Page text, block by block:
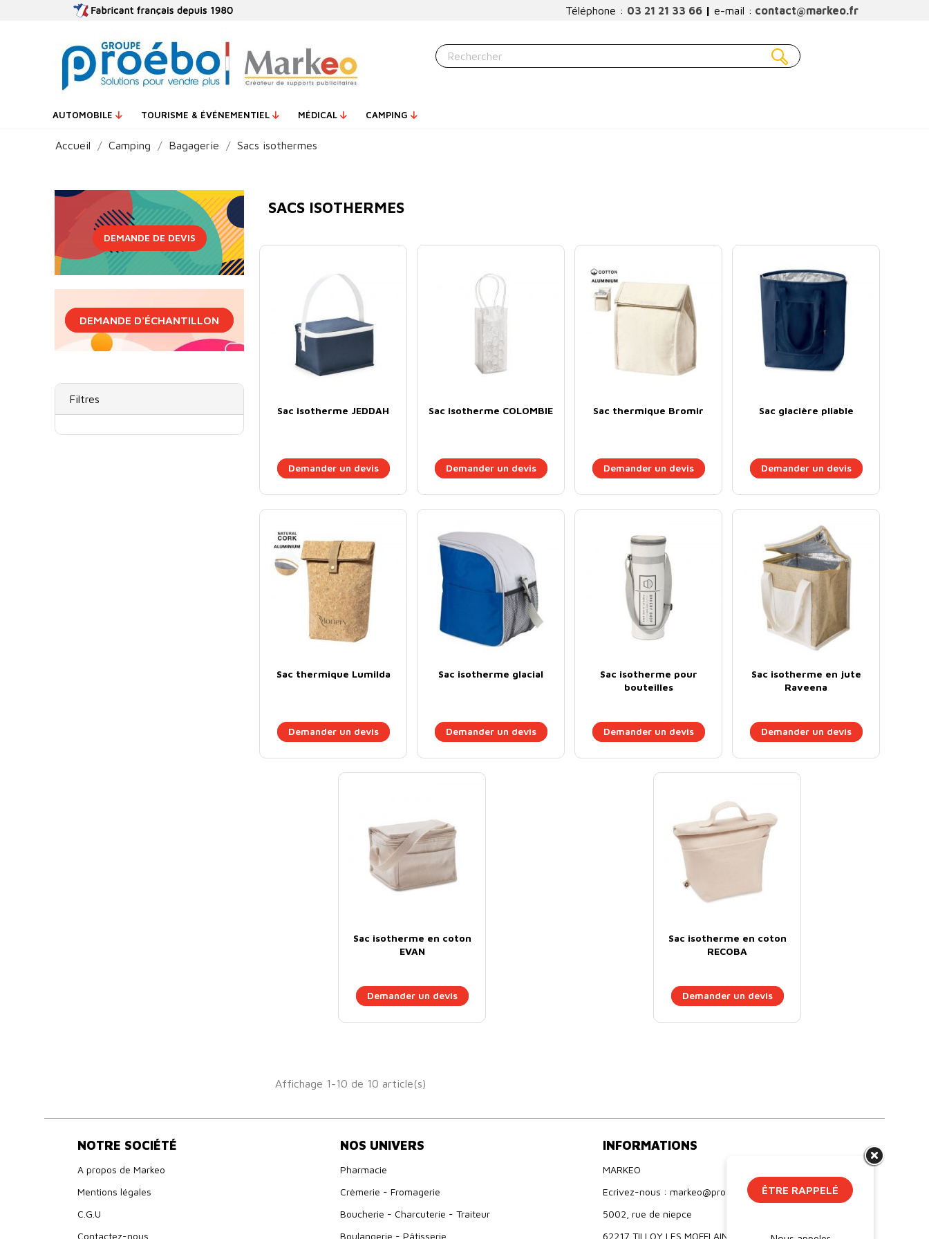
Téléphone : 03 21 21 33 66 | e-mail : contact@markeo.fr
AUTOMOBILE TOURISME & ÉVÉNEMENTIEL MÉDICAL CAMPING
Accueil Camping Bagagerie Sacs isothermes
DEMANDE DE DEVIS
DEMANDE D'ÉCHANTILLON
Filtres
SACS ISOTHERMES
Sac isotherme JEDDAH
Demander un devis
Sac isotherme COLOMBIE
Demander un devis
Sac thermique Bromir
Demander un devis
Sac glacière pliable
Demander un devis
Sac thermique Lumilda
Demander un devis
Sac isotherme glacial
Demander un devis
Sac isotherme pour
bouteilles
Demander un devis
Sac isotherme en jute
Raveena
Demander un devis
Sac isotherme en coton
EVAN
Demander un devis
Sac isotherme en coton
RECOBA
Demander un devis
Affichage 1-10 de 10 article(s)
NOTRE SOCIÉTÉ
A propos de Markeo
Mentions légales
C.G.U
Contactez-nous
NOS UNIVERS
Pharmacie
Crèmerie - Fromagerie
Boucherie - Charcuterie - Traiteur
Boulangerie - Pâtisserie
INFORMATIONS
MARKEO
Ecrivez-nous : markeo@proebo.fr
5002, rue de niepce
62217 TILLOY LES MOFFLAINES
ÊTRE RAPPELÉ